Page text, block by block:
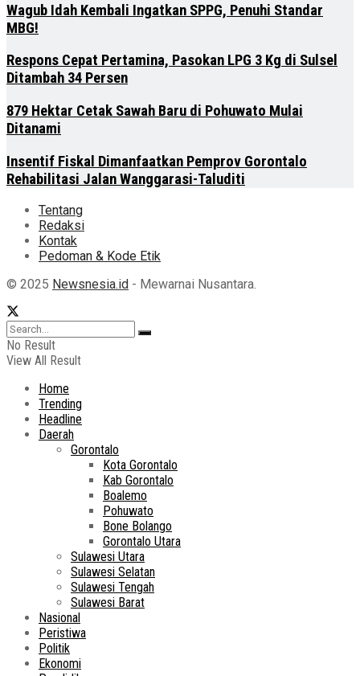
Wagub Idah Kembali Ingatkan SPPG, Penuhi Standar
MBG!
Respons Cepat Pertamina, Pasokan LPG 3 Kg di Sulsel
Ditambah 34 Persen
879 Hektar Cetak Sawah Baru di Pohuwato Mulai
Ditanami
Insentif Fiskal Dimanfaatkan Pemprov Gorontalo
Rehabilitasi Jalan Wanggarasi-Taluditi
Tentang
Redaksi
Kontak
Pedoman & Kode Etik
© 2025 Newsnesia.id - Mewarnai Nusantara.
No Result
View All Result
Home
Trending
Headline
Daerah
Gorontalo
Kota Gorontalo
Kab Gorontalo
Boalemo
Pohuwato
Bone Bolango
Gorontalo Utara
Sulawesi Utara
Sulawesi Selatan
Sulawesi Tengah
Sulawesi Barat
Nasional
Peristiwa
Politik
Ekonomi